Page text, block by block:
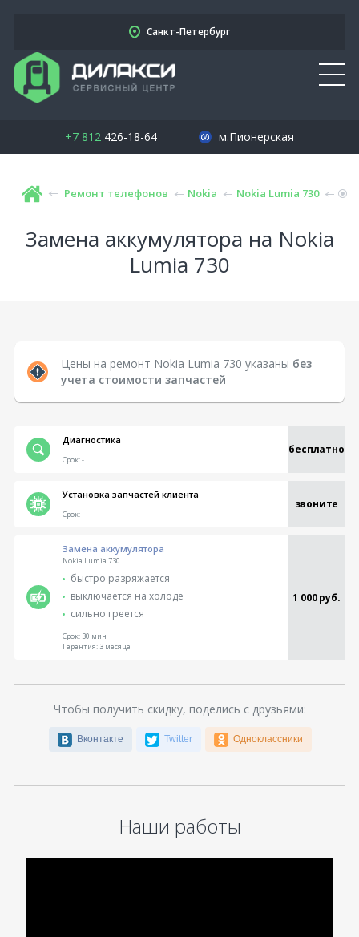
Санкт-Петербург
+7 812426-18-64 м.Пионерская
Ремонт телефонов Nokia Nokia Lumia 730
Замена аккумулятора на Nokia
Lumia 730
Цены на ремонт Nokia Lumia 730 указаны без
учета стоимости запчастей
Диагностика
бесплатно
Срок:-
Установка запчастей клиента
звоните
Срок:-
Замена аккумулятора
Nokia Lumia 730
быстро разряжается
выключается на холоде
сильно греется
1 000 руб.
Срок:30 мин
Гарантия:3 месяца
Чтобы получить скидку, поделись с друзьями:
Вконтакте Twitter Одноклассники
Наши работы